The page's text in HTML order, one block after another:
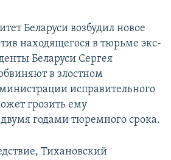
Беларуси возбудил новое
находящегося в тюрьме экс-
Беларуси Сергея
в злостном
исправительного
грозить ему
годами тюремного срока.
Тихановский